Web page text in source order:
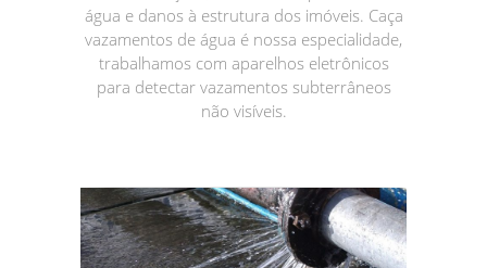
água e danos à estrutura dos imóveis. Caça
vazamentos de água é nossa especialidade,
trabalhamos com aparelhos eletrônicos
para detectar vazamentos subterrâneos
não visíveis.